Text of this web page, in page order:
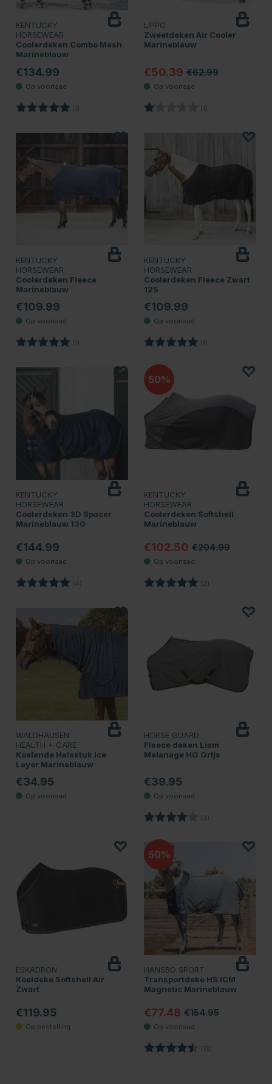
KENTUCKY
HORSEWEAR
Coolerdeken Combo Mesh
Marineblauw
€134.99
Beoordeling: (1)
LIPPO
Zweetdeken Air Cooler
Marineblauw
€50.39 €62.99
Beoordeling: (1)
KENTUCKY
HORSEWEAR
Coolerdeken Fleece
Marineblauw
€109.99
Beoordeling: (1)
KENTUCKY
HORSEWEAR
Coolerdeken Fleece Zwart
125
€109.99
Beoordeling: (1)
KENTUCKY
HORSEWEAR
Coolerdeken 3D Spacer
Marineblauw 130
€144.99
Beoordeling: (4)
50
KENTUCKY
HORSEWEAR
Coolerdeken Softshell
Marineblauw
€102.50 €204.99
Beoordeling: (2)
WALDHAUSEN
HEALTH + CARE
Koelende Halsstuk Ice
Layer Marineblauw
€34.95
HORSE GUARD
Fleece deken Liam
Melanage HG Grijs
€39.95
Beoordeling: (3)
ESKADRON
Koeldeke Softshell Air
Zwart
€119.95
50
HANSBO SPORT
Transportdeke HS ICM
Magnetic Marineblauw
€77.48 €154.95
Beoordeling: (13)